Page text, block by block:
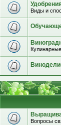
Виды и
Вопросы